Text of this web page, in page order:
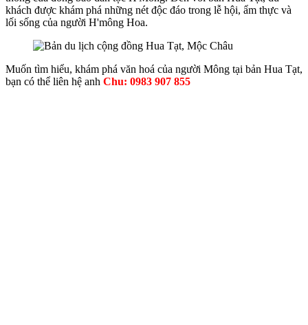
khách được khám phá những nét độc đáo trong lễ hội, ẩm thực và
lối sống của người H'mông Hoa.
Muốn tìm hiểu, khám phá văn hoá của người Mông tại bản Hua Tạt,
bạn có thể liên hệ anh Chu: 0983 907 855